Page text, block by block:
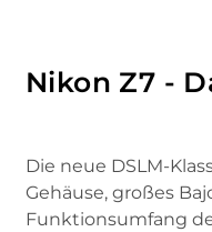
Nikon Z7 -
Die neue DSLM-
Gehäuse, großes
Funktionsumfang